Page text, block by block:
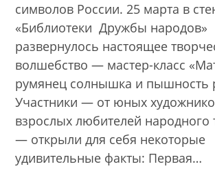
символов России. 25 марта в
«Библиотеки Дружбы народов»
развернулось настоящее
волшебство — мастер-класс
румянец солнышка и пышность
Участники — от юных
взрослых любителей народного
— открыли для себя некоторые
удивительные факты: Первая…